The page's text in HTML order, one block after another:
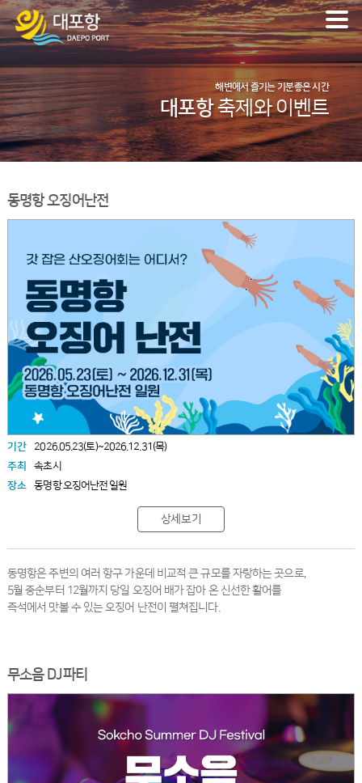
해변에서 즐기는 기분좋은 시간
대포항축제와 이벤트
동명항 오징어난전
기간
2026.05.23(토)~2026.12.31(목)
주최
속초시
장소
동명항 오징어난전 일원
상세보기
동명항은 주변의 여러 항구 가운데 비교적 큰 규모를 자랑하는 곳으로,
5월 중순부터 12월까지 당일 오징어 배가 잡아 온 신선한 활어를
즉석에서 맛볼 수 있는 오징어 난전이 펼쳐집니다.
무소음 DJ파티